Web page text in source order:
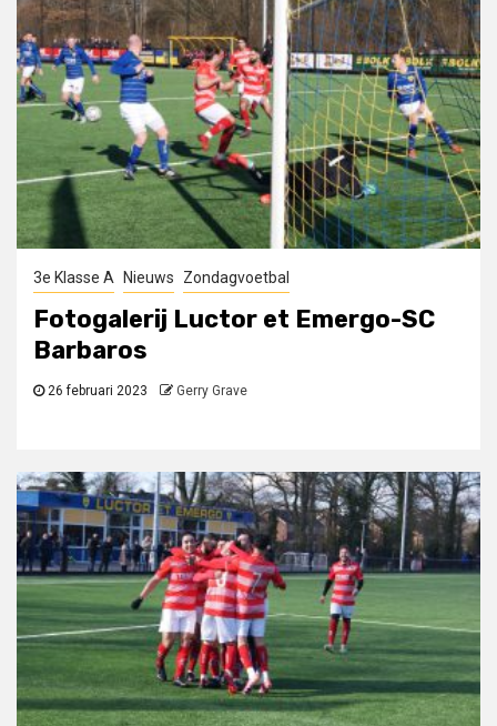
3e Klasse A Nieuws Zondagvoetbal
Fotogalerij Luctor et Emergo-SC
Barbaros
26 februari 2023 Gerry Grave